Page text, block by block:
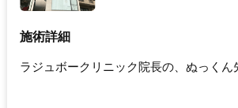
施術詳細
ラジュボークリニック院長の、ぬっくん